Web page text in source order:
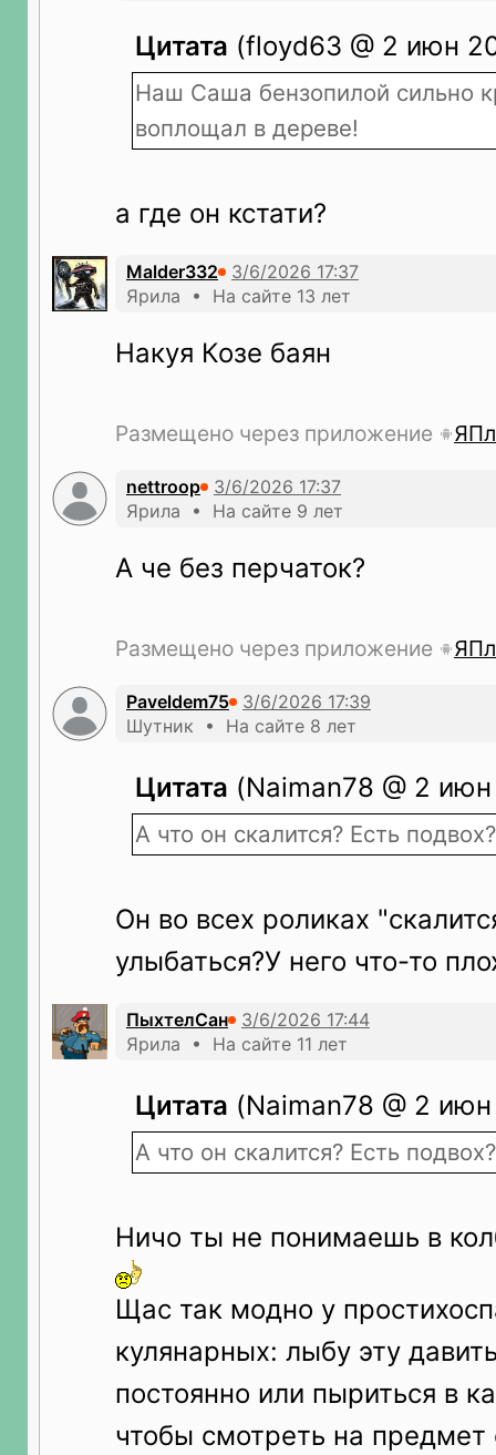
Цитата (floyd63 @ 2 июн
Наш Саша бензопилой сильно
воплощал в дереве!
а где он кстати?
Malder332
Ярила • На сайте 13 лет
Накуя Козе баян
Размещено через приложение
nettroop
Ярила • На сайте 9 лет
А че без перчаток?
Размещено через приложение
Paveldem75
Шутник • На сайте 8 лет
Цитата (Naiman78 @ 2
А что он скалится? Есть подвох?
Он во всех роликах
улыбаться?У него что-то
ПыхтелСан
Ярила • На сайте 11 лет
Цитата (Naiman78 @ 2
А что он скалится? Есть подвох?
Ничо ты не понимаешь в
Щас так модно у
кулянарных: лыбу эту
постоянно или пыриться в
чтобы смотреть на предмет